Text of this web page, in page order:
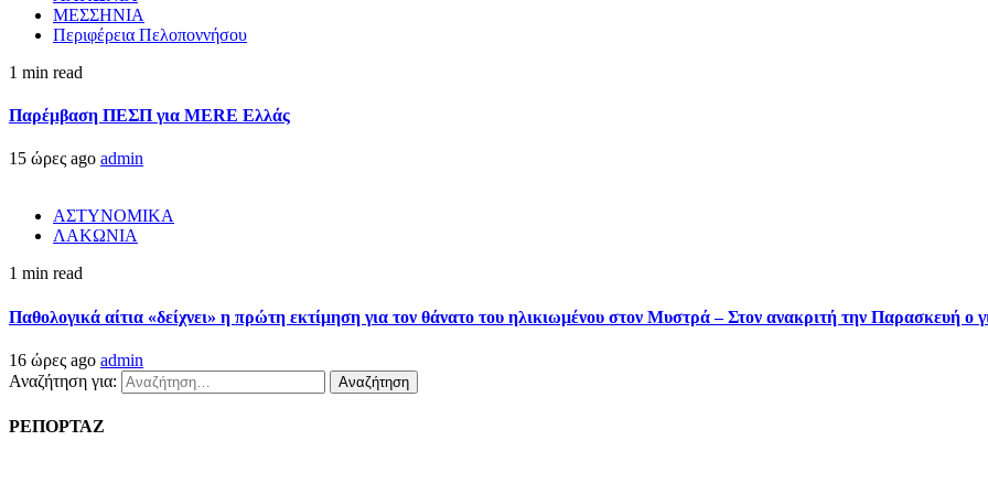
ΜΕΣΣΗΝΙΑ
Περιφέρεια Πελοποννήσου
1 min read
Παρέμβαση ΠΕΣΠ για MERE Ελλάς
15 ώρες ago admin
ΑΣΤΥΝΟΜΙΚΑ
ΛΑΚΩΝΙΑ
1 min read
Παθολογικά αίτια «δείχνει» η πρώτη εκτίμηση για τον θάνατο του ηλικιωμένου στον Μυστρά – Στον ανακριτή την Παρασκευή ο
16 ώρες ago admin
Αναζήτηση για:
ΡΕΠΟΡΤΑΖ